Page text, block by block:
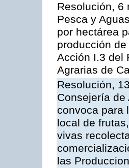
Resolución, 6
Pesca y
por hectárea
producción
Acción I.3 del
Agrarias de
Resolución,
Consejería de
convoca para
local de
vivas
las